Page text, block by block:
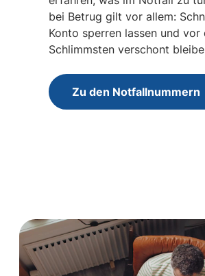
bei Betrug gilt vor allem:
Konto sperren lassen und vor
Schlimmsten verschont
Zu den Notfallnummern